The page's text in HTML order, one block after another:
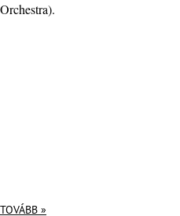
Orchestra).
TOVÁBB »